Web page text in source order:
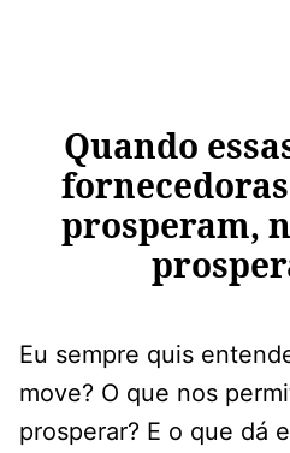
Quando
prosperam,
Eu sempre quis
move? O que nos
prosperar? E o que dá